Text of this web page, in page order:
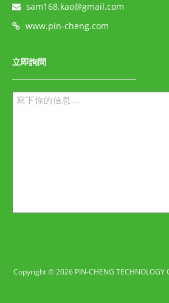
sam168.kao@gmail.com
www.pin-cheng.com
立即詢問
Copyright © 2026 PIN-CHENG